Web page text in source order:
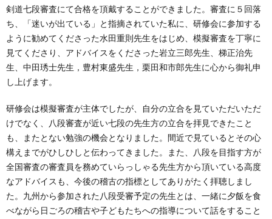
剣道七段審査にて合格を頂戴することができました。審査に５回落
ち、「迷いが出ている」と指摘されていた私に、研修会に参加する
ように勧めてくださった水田重則先生をはじめ、模擬審査を丁寧に
見てくださり、アドバイスをくださった岩立三郎先生、梯正治先
生、中田琇士先生，豊村東盛先生，栗田和市郎先生に心から御礼申
し上げます。
研修会は模擬審査が主体でしたが、自分の立合を見ていただいただ
けでなく、八段審査が近い七段の先生方の立合を拝見できたこと
も、またとない勉強の機会となりました。間近で見ているとその心
構えまでがひしひしと伝わってきました。また、八段を目指す方が
全国審査の審査員を務めていらっしゃる先生方から頂いている高度
なアドバイスも、今後の稽古の指標としてありがたく拝聴しまし
た。九州から参加された八段受審予定の先生とは、一緒に夕飯を食
べながら日ごろの稽古や子どもたちへの指導について話をすること